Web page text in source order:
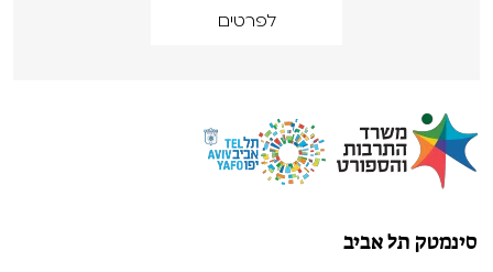
לפרטים
סינמטק תל אביב